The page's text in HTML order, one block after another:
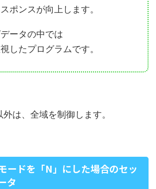
ポンスが向上します。
ータの中では
したプログラムです。
は、全域を制御します。
ードを「N」にした場合のセッ
タ